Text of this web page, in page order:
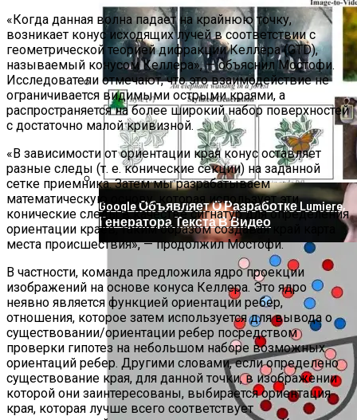
Продолжение Сериала «Счастливы
Вместе»: Когда Выйдет, Кто Из Актёров
Будет Играть, Как Сложилась Судьба
Артистов
Google Объявляет О Разработке Lumiere,
Генератора Текста В Видео
«Когда данная волна падает на крайнюю точку,
возникает конус исходящих лучей в соответствии с
геометрической теорией дифракции Келлера (GTD),
называемый конусом Келлера», — объяснил Мостофи.
Исследователи отмечают, что это взаимодействие не
ограничивается видимыми острыми краями, а
распространяется на более широкий набор поверхностей
с достаточно малой кривизной.
«В зависимости от ориентации края конус оставляет
разные следы (т. е. конические секции) на заданной
сетке приемника. Затем мы разрабатываем
математическую основу, которая использует эти
конические следы в качестве сигнатур для определения
ориентации краев, таким образом создавая край карта
места происшествия», — продолжил Мостофи.
В частности, команда предложила ядро ​​проекции
изображений на основе конуса Келлера. Это ядро ​​
неявно является функцией ориентации ребер,
отношения, которое затем используется для вывода о
существовании/ориентации ребер посредством
проверки гипотез на небольшом наборе возможных
ориентаций ребер. Другими словами, если определено
существование края, для данной точки, в изображении
которой они заинтересованы, выбирается ориентация
края, которая лучше всего соответствует